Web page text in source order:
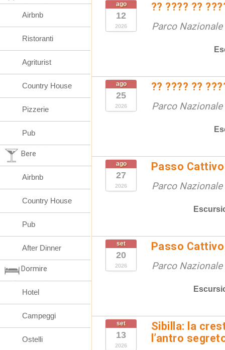
ago
12
2026
?? ???? ??
Parco
ago
25
2026
?? ???? ??
Parco
ago
27
2026
Passo
Parco
set
20
2026
Passo
Parco
set
13
2026
Sibilla: la
l’antro
Airbnb
Ristoranti
Agriturist
Country House
Pizzerie
Pub
Bere
Airbnb
Country House
Pub
After Dinner
Dormire
Hotel
Campeggi
Ostelli